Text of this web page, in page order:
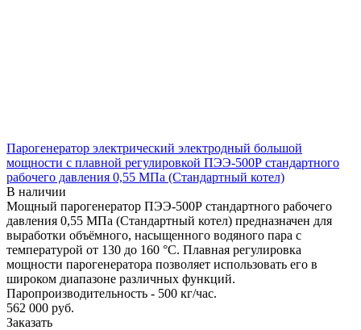
Парогенератор электрический электродный большой
мощности с плавной регулировкой ПЭЭ-500Р стандартного
рабочего давления 0,55 МПа (Стандартный котел)
В наличии
Мощный парогенератор ПЭЭ-500Р стандартного рабочего
давления 0,55 МПа (Стандартный котел) предназначен для
выработки объёмного, насыщенного водяного пара с
температурой от 130 до 160 °С. Плавная регулировка
мощности парогенератора позволяет использовать его в
широком диапазоне различных функций.
Паропроизводительность - 500 кг/час.
562 000 руб.
Заказать